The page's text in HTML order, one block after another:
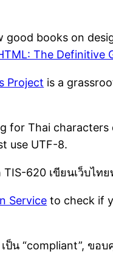
good books on
The Definitive
Project is a
for Thai
use UTF-8.
620 เขียนเว็บไท
Service to check if
ป็น “compliant”, ขอ